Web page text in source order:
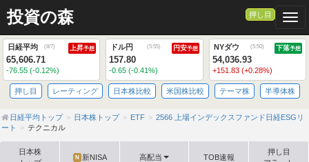
投資の森 押し目
日経平均 (8/7) 上昇予想
65,606.71
-76.55 (-0.12%)
ドル円 (5:55) 円安予想
157.80
-0.65 (-0.41%)
NYダウ (5:50) 下落予想
54,036.93
+151.83 (+0.28%)
押し目 レーティング 日本株比較 米国株比較 テーマ株 半導体株
日経平均トップ 日本株トップ ETF
2566 上場インデックスファンド日経ESGリ
ート
テクニカル
日本株
N 新NISA 高配当 TOB速報
押し目